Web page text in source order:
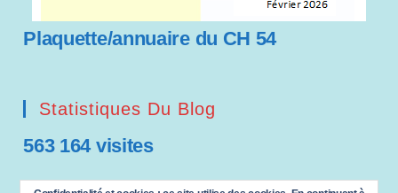
Plaquette/annuaire du CH 54
Statistiques Du Blog
563 164 visites
Saisissez votre adresse e-mail…